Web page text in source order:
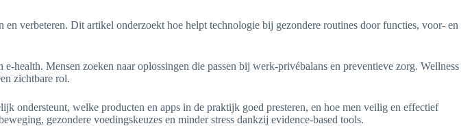
verbeteren. Dit artikel onderzoekt hoe helpt technologie bij gezondere routines door functies, voor- en
health. Mensen zoeken naar oplossingen die passen bij werk-privébalans en preventieve zorg. Wellness
zichtbare rol.
ondersteunt, welke producten en apps in de praktijk goed presteren, en hoe men veilig en effectief
gezondere voedingskeuzes en minder stress dankzij evidence-based tools.